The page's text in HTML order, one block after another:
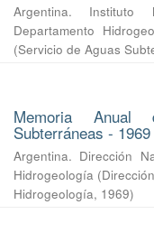
Argentina.
Departamento
(Servicio de Aguas
Memoria Anual
Subterráneas - 1969
Argentina. Dirección
Hidrogeología (
Hidrogeología, 1969)